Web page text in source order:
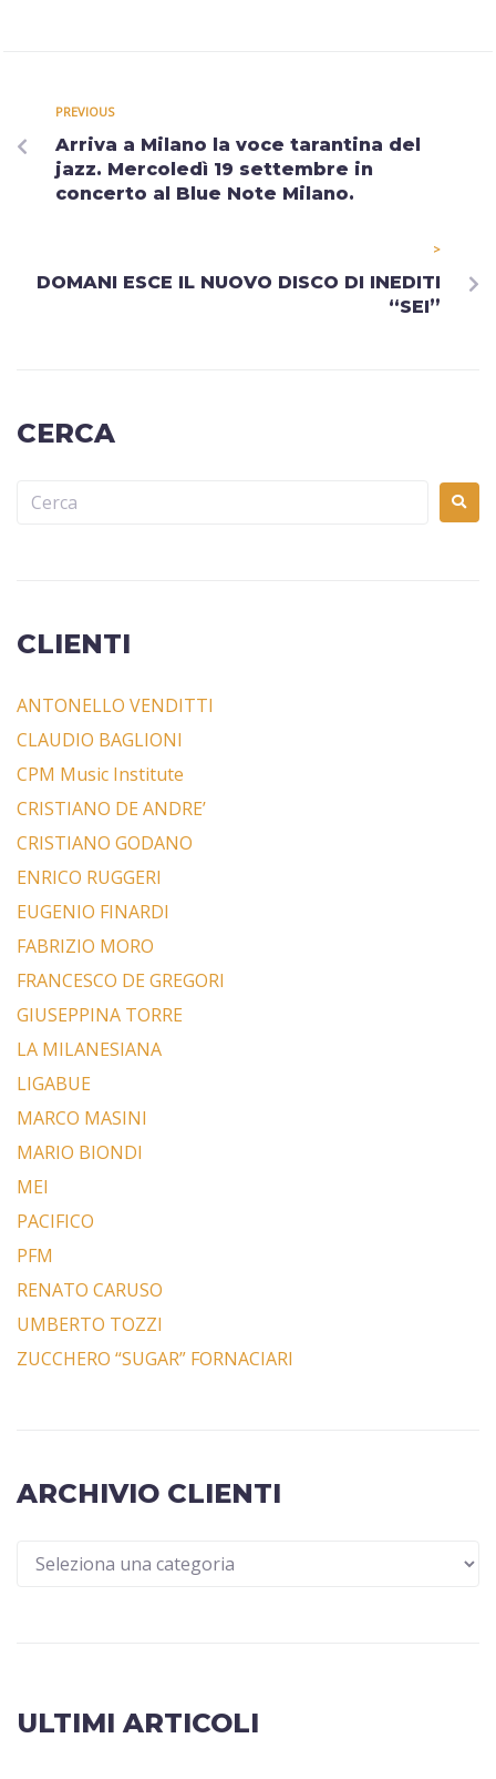
PREVIOUS
Arriva a Milano la voce tarantina del
jazz. Mercoledì 19 settembre in
concerto al Blue Note Milano.
>
DOMANI ESCE IL NUOVO DISCO DI INEDITI
“SEI”
CERCA
CLIENTI
ANTONELLO VENDITTI
CLAUDIO BAGLIONI
CPM Music Institute
CRISTIANO DE ANDRE’
CRISTIANO GODANO
ENRICO RUGGERI
EUGENIO FINARDI
FABRIZIO MORO
FRANCESCO DE GREGORI
GIUSEPPINA TORRE
LA MILANESIANA
LIGABUE
MARCO MASINI
MARIO BIONDI
MEI
PACIFICO
PFM
RENATO CARUSO
UMBERTO TOZZI
ZUCCHERO “SUGAR” FORNACIARI
ARCHIVIO CLIENTI
ULTIMI ARTICOLI